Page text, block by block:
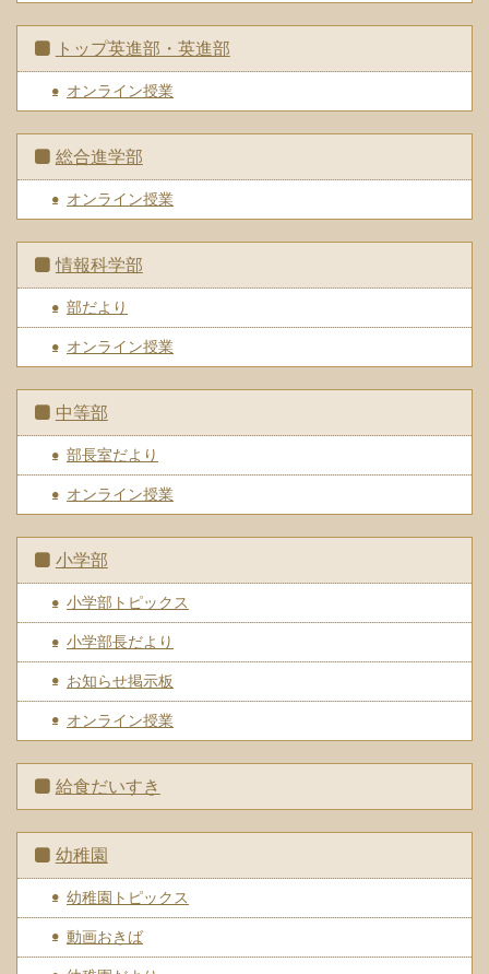
トップ英進部・英進部
オンライン授業
総合進学部
オンライン授業
情報科学部
部だより
オンライン授業
中等部
部長室だより
オンライン授業
小学部
小学部トピックス
小学部長だより
お知らせ掲示板
オンライン授業
給食だいすき
幼稚園
幼稚園トピックス
動画おきば